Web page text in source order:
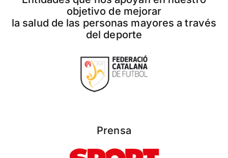
objetivo de mejorar
la salud de las personas mayores a través
del deporte
Prensa